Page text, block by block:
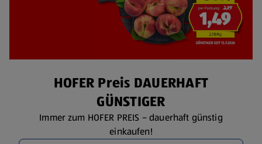
HOFER Preis DAUERHAFT
GÜNSTIGER
Immer zum HOFER PREIS – dauerhaft günstig
einkaufen!